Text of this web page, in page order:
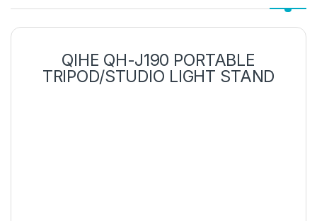
QIHE QH-J190 PORTABLE
TRIPOD/STUDIO LIGHT STAND